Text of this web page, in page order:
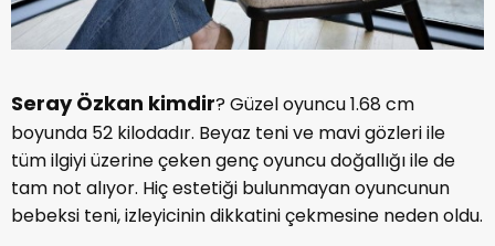
Seray Özkan kimdir? Güzel oyuncu 1.68 cm
boyunda 52 kilodadır. Beyaz teni ve mavi gözleri ile
tüm ilgiyi üzerine çeken genç oyuncu doğallığı ile de
tam not alıyor. Hiç estetiği bulunmayan oyuncunun
bebeksi teni, izleyicinin dikkatini çekmesine neden oldu.